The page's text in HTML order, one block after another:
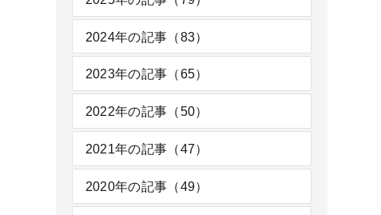
2024年の記事（83）
2023年の記事（65）
2022年の記事（50）
2021年の記事（47）
2020年の記事（49）